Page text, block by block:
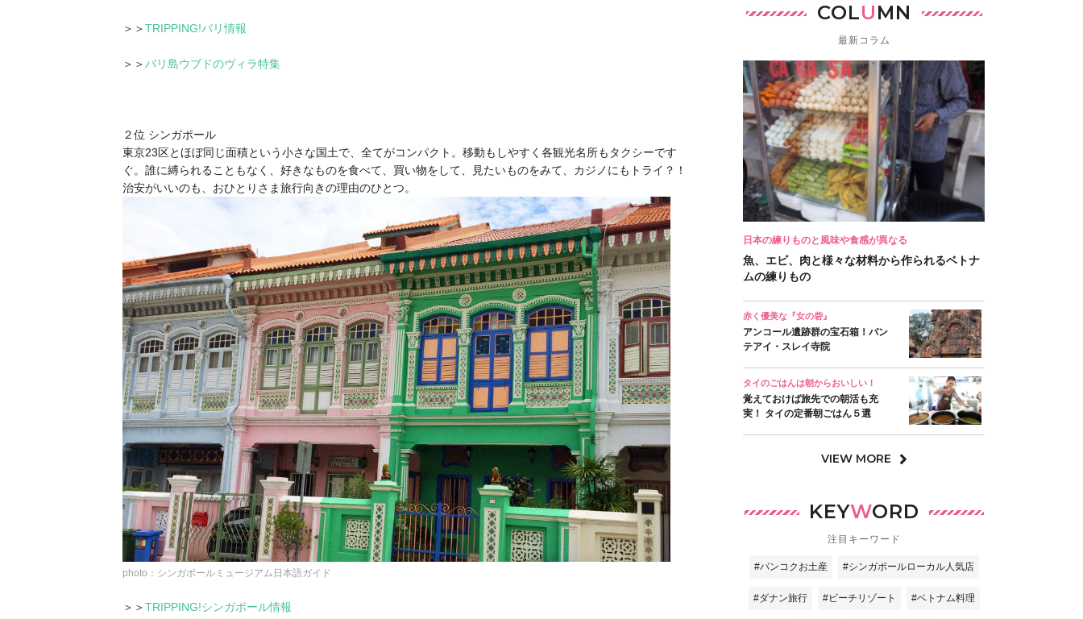
＞＞TRIPPING!バリ情報
＞＞バリ島ウブドのヴィラ特集
２位 シンガポール
東京23区とほぼ同じ面積という小さな国土で、全てがコンパクト。移動もしやすく各観光名所もタクシーです
ぐ。誰に縛られることもなく、好きなものを食べて、買い物をして、見たいものをみて、カジノにもトライ？！
治安がいいのも、おひとりさま旅行向きの理由のひとつ。
photo：シンガポールミュージアム日本語ガイド
＞＞TRIPPING!シンガポール情報
COLUMN
最新コラム
日本の練りものと風味や食感が異なる
魚、エビ、肉と様々な材料から作られるベトナ
ムの練りもの
赤く優美な『女の砦』
アンコール遺跡群の宝石箱！バン
テアイ・スレイ寺院
タイのごはんは朝からおいしい！
覚えておけば旅先での朝活も充
実！ タイの定番朝ごはん５選
VIEW MORE
KEYWORD
注目キーワード
#バンコクお土産 #シンガポールローカル人気店
#ダナン旅行 #ビーチリゾート #ベトナム料理